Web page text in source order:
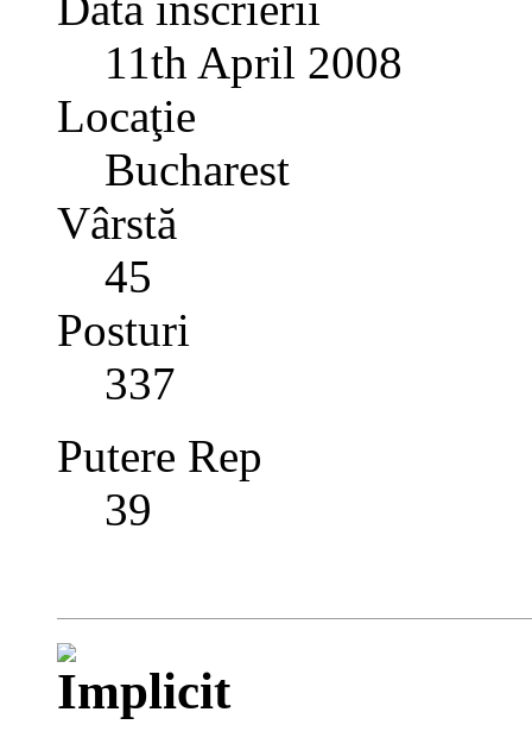
11th April 2008
Locaţie
Bucharest
Vârstă
45
Posturi
337
Putere Rep
39